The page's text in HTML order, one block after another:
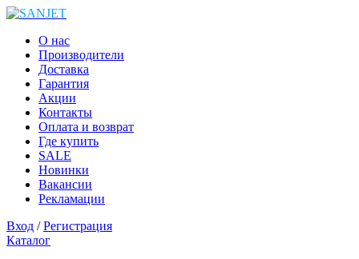
О нас
Производители
Доставка
Гарантия
Акции
Контакты
Оплата и возврат
Где купить
SALE
Новинки
Вакансии
Рекламации
Вход /Регистрация
Каталог